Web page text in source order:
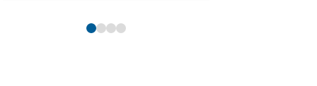
#学校説明会の会場